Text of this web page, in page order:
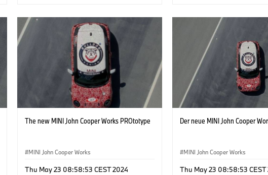
The new MINI John Cooper Works PROtotype
MINI John Cooper Works
Thu May 23 08:58:53 CEST 2024
Der neue MINI John Cooper
MINI John Cooper Works
Thu May 23 08:58:53 CEST